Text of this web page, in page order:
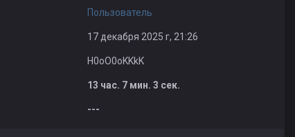
Пользователь
17 декабря 2025 г, 21:26
H0oO0oKKkK
13 час. 7 мин. 3 сек.
---